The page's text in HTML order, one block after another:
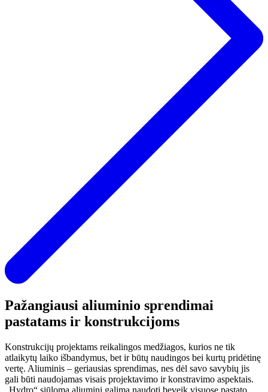
Pažangiausi aliuminio sprendimai
pastatams ir konstrukcijoms
Konstrukcijų projektams reikalingos medžiagos, kurios ne tik
atlaikytų laiko išbandymus, bet ir būtų naudingos bei kurtų pridėtinę
vertę. Aliuminis – geriausias sprendimas, nes dėl savo savybių jis
gali būti naudojamas visais projektavimo ir konstravimo aspektais.